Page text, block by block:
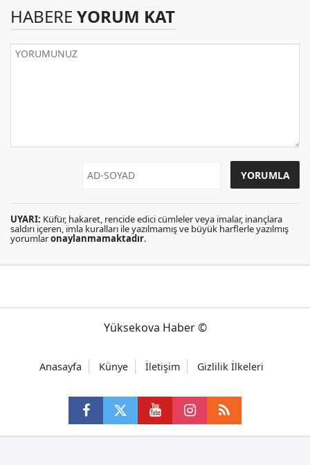
HABERE YORUM KAT
UYARI: Küfür, hakaret, rencide edici cümleler veya imalar, inançlara
saldırı içeren, imla kuralları ile yazılmamış ve büyük harflerle yazılmış
yorumlaronaylanmamaktadır.
Yüksekova Haber ©
Anasayfa Künye İletişim Gizlilik İlkeleri